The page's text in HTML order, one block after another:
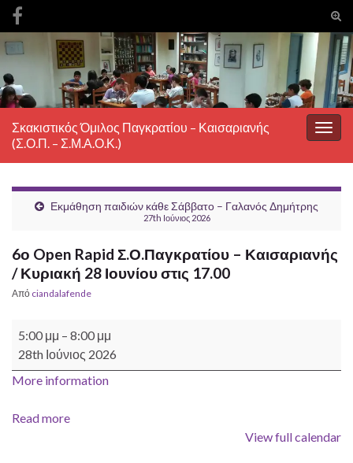
Search for:
Σκακιστικός Όμιλος Παγκρατίου – Καισαριανής
(Σ.Ο.Π. – Σ.Μ.Α.Ο.Κ.)
Εκμάθηση παιδιών κάθε Σάββατο – Γαλανός Δημήτρης
27th Ιούνιος 2026
6ο Open Rapid Σ.Ο.Παγκρατίου – Καισαριανής
/ Κυριακή 28 Ιουνίου στις 17.00
Από ciandalafende
5:00 μμ – 8:00 μμ
28th Ιούνιος 2026
More information
Read more
View full calendar